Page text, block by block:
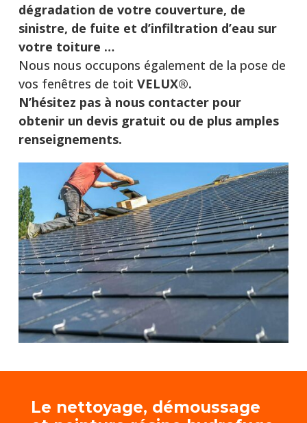
dégradation de votre couverture, de
sinistre, de fuite et d’infiltration d’eau sur
votre toiture …
Nous nous occupons également de la pose de
vos fenêtres de toit VELUX®.
N’hésitez pas à nous contacter pour
obtenir un devis gratuit ou de plus amples
renseignements.
Le nettoyage, démoussage